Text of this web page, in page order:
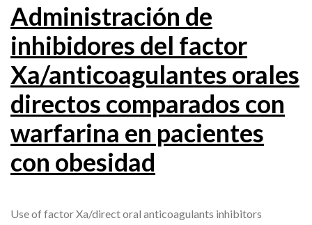
Administración de
inhibidores del factor
Xa/anticoagulantes orales
directos comparados con
warfarina en pacientes
con obesidad
Use of factor Xa/direct oral anticoagulants inhibitors